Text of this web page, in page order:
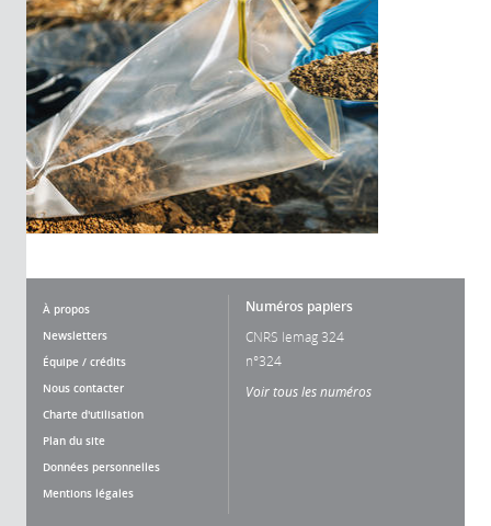
À propos
Newsletters
Équipe / crédits
Nous contacter
Charte d'utilisation
Plan du site
Données personnelles
Mentions légales
Numéros papiers
CNRS lemag 324
n°324
Voir tous les numéros